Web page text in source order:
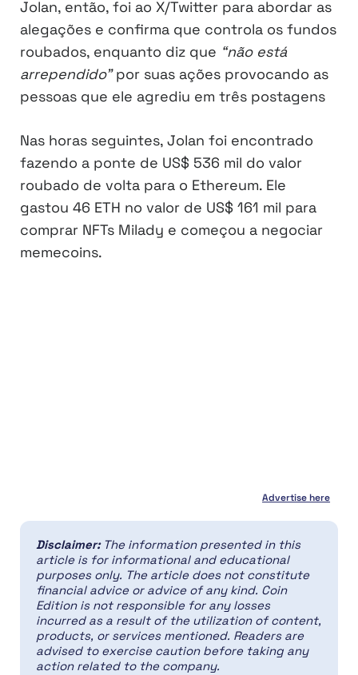
Jolan, então, foi ao X/Twitter para abordar as
alegações e confirma que controla os fundos
roubados, enquanto diz que “não está
arrependido”por suas ações provocando as
pessoas que ele agrediu em três postagens
Nas horas seguintes, Jolan foi encontrado
fazendo a ponte de US$ 536 mil do valor
roubado de volta para o Ethereum. Ele
gastou 46 ETH no valor de US$ 161 mil para
comprar NFTs Milady e começou a negociar
memecoins.
Advertise here
Disclaimer: The information presented in this
article is for informational and educational
purposes only. The article does not constitute
financial advice or advice of any kind. Coin
Edition is not responsible for any losses
incurred as a result of the utilization of content,
products, or services mentioned. Readers are
advised to exercise caution before taking any
action related to the company.